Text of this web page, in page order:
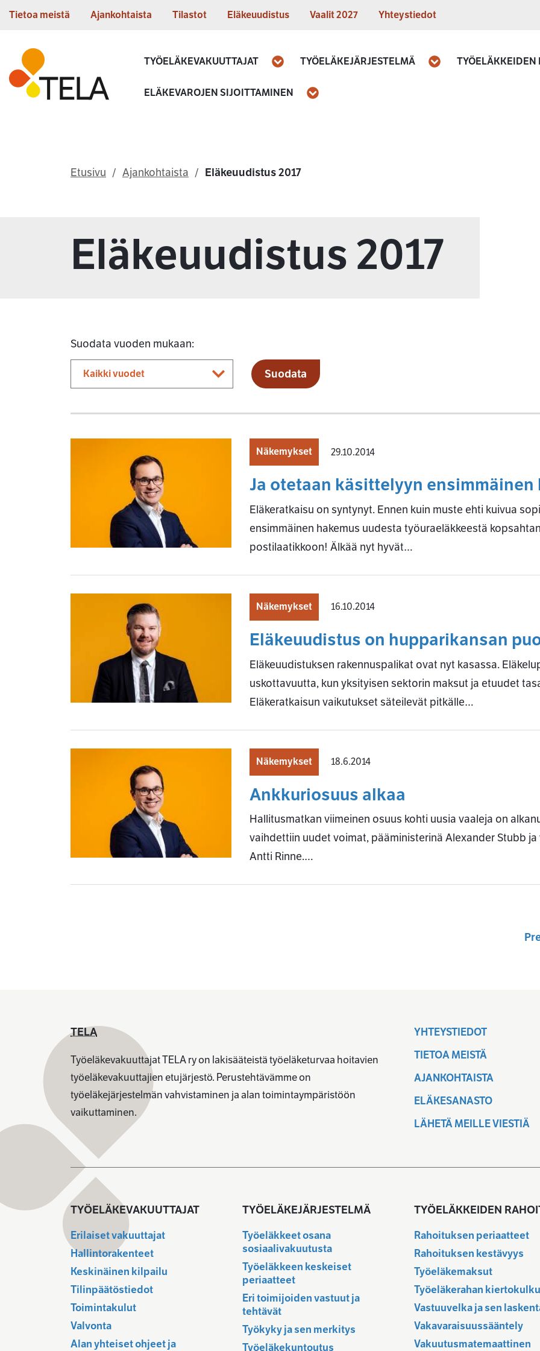
Siirry sisältöön
Tietoa meistä Ajankohtaista Tilastot Eläkeuudistus Vaalit 2027 Yhteystiedot
Etusivu
TYÖELÄKEVAKUUTTAJAT Avaa TYÖELÄKEJÄRJESTELMÄ Avaa TYÖELÄKKEIDEN
ELÄKEVAROJEN SIJOITTAMINEN Avaa
Etusivu Ajankohtaista Eläkeuudistus 2017
Eläkeuudistus 2017
Suodata vuoden mukaan:
Suodata
Näkemykset 29.10.2014
Ja otetaan käsittelyyn
Eläkeratkaisu on syntynyt. Ennen kuin muste ehti kuivua
ensimmäinen hakemus uudesta työuraeläkkeestä
postilaatikkoon! Älkää nyt hyvät…
Näkemykset 16.10.2014
Eläkeuudistus on hupparikansan
Eläkeuudistuksen rakennuspalikat ovat nyt kasassa.
uskottavuutta, kun yksityisen sektorin maksut ja etuudet
Eläkeratkaisun vaikutukset säteilevät pitkälle…
Näkemykset 18.6.2014
Ankkuriosuus alkaa
Hallitusmatkan viimeinen osuus kohti uusia vaaleja on
vaihdettiin uudet voimat, pääministerinä Alexander Stubb
Antti Rinne.…
TELA
Työeläkevakuuttajat TELA ry on lakisääteistä työeläketurvaa hoitavien
työeläkevakuuttajien etujärjestö. Perustehtävämme on
työeläkejärjestelmän vahvistaminen ja alan toimintaympäristöön
vaikuttaminen.
YHTEYSTIEDOT
TIETOA MEISTÄ
AJANKOHTAISTA
ELÄKESANASTO
LÄHETÄ MEILLE VIESTIÄ
TYÖELÄKEVAKUUTTAJAT
Erilaiset vakuuttajat
Hallintorakenteet
Keskinäinen kilpailu
Tilinpäätöstiedot
Toimintakulut
Valvonta
Alan yhteiset ohjeet ja
TYÖELÄKEJÄRJESTELMÄ
Työeläkkeet osana
sosiaalivakuutusta
Työeläkkeen keskeiset
periaatteet
Eri toimijoiden vastuut ja
tehtävät
Työkyky ja sen merkitys
Työeläkekuntoutus
TYÖELÄKKEIDEN
Rahoituksen periaatteet
Rahoituksen kestävyys
Työeläkemaksut
Työeläkerahan kiertokulku
Vastuuvelka ja sen
Vakavaraisuussääntely
Vakuutusmatemaattinen